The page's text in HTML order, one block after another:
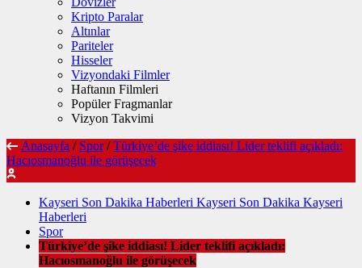
Kripto Paralar
Altınlar
Pariteler
Hisseler
Vizyondaki Filmler
Haftanın Filmleri
Popüler Fragmanlar
Vizyon Takvimi
Anasayfa / Spor / Türkiye’de şike iddiası! Lider teklifi açıkladı:
Hacıosmanoğlu ile görüşecek
Kayseri Son Dakika Haberleri Kayseri Son Dakika Kayseri
Haberleri
Spor
Türkiye’de şike iddiası! Lider teklifi açıkladı:
Hacıosmanoğlu ile görüşecek